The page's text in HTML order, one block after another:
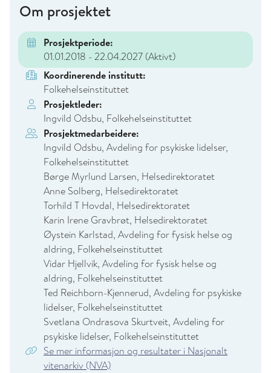
Om prosjektet
Prosjektperiode:
01.01.2018 - 22.04.2027 (Aktivt)
Koordinerende institutt:
Folkehelseinstituttet
Prosjektleder:
Ingvild Odsbu, Folkehelseinstituttet
Prosjektmedarbeidere:
Ingvild Odsbu, Avdeling for psykiske lidelser,
Folkehelseinstituttet
Børge Myrlund Larsen, Helsedirektoratet
Anne Solberg, Helsedirektoratet
Torhild T Hovdal, Helsedirektoratet
Karin Irene Gravbrøt, Helsedirektoratet
Øystein Karlstad, Avdeling for fysisk helse og
aldring, Folkehelseinstituttet
Vidar Hjellvik, Avdeling for fysisk helse og
aldring, Folkehelseinstituttet
Ted Reichborn-Kjennerud, Avdeling for psykiske
lidelser, Folkehelseinstituttet
Svetlana Ondrasova Skurtveit, Avdeling for
psykiske lidelser, Folkehelseinstituttet
Se mer informasjon og resultater i Nasjonalt
vitenarkiv (NVA)